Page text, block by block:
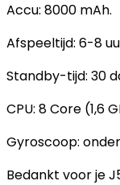
Accu: 8000 mAh.
Afspeeltijd: 6-8
Standby-tijd: 30
CPU: 8 Core (1,6
Gyroscoop:
Bedankt voor je